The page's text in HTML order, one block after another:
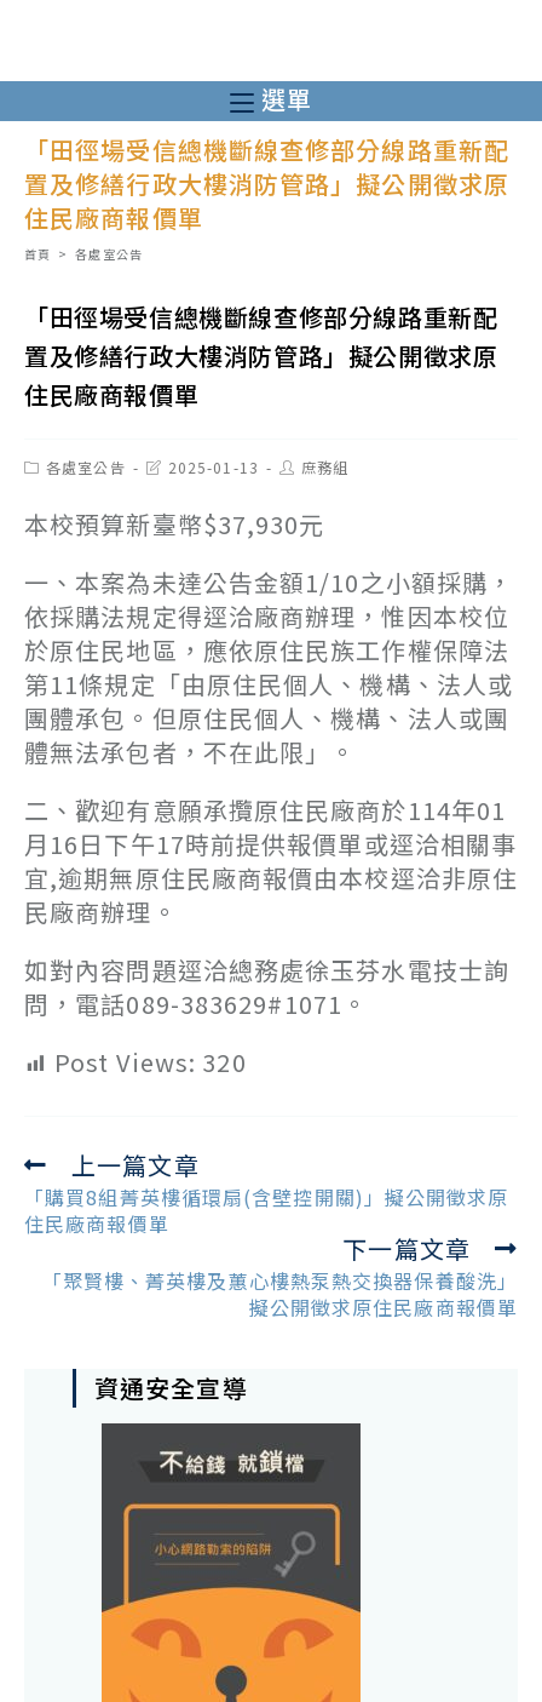
至
主
容
選單
「田徑場受信總機斷線查修部分線路重新配
置及修繕行政大樓消防管路」擬公開徵求原
住民廠商報價單
首頁 > 各處室公告
「田徑場受信總機斷線查修部分線路重新配
置及修繕行政大樓消防管路」擬公開徵求原
住民廠商報價單
Post各處室公告
Post2025-01-13
Post庶務組
本校預算新臺幣$37,930元
一、本案為未達公告金額1/10之小額採購，
依採購法規定得逕洽廠商辦理，惟因本校位
於原住民地區，應依原住民族工作權保障法
第11條規定「由原住民個人、機構、法人或
團體承包。但原住民個人、機構、法人或團
體無法承包者，不在此限」。
二、歡迎有意願承攬原住民廠商於114年01
月16日下午17時前提供報價單或逕洽相關事
宜,逾期無原住民廠商報價由本校逕洽非原住
民廠商辦理。
如對內容問題逕洽總務處徐玉芬水電技士詢
問，電話089-383629#1071。
Post Views: 320
Read
more
articles
上一篇文章
「購買8組菁英樓循環扇(含壁控開關)」擬公開徵求原
住民廠商報價單
下一篇文章
「聚賢樓、菁英樓及蕙心樓熱泵熱交換器保養酸洗」
擬公開徵求原住民廠商報價單
資通安全宣導